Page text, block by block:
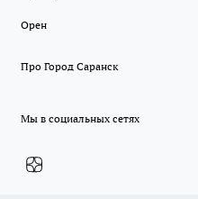
Орен
Про Город Саранск
Мы в социальных сетях